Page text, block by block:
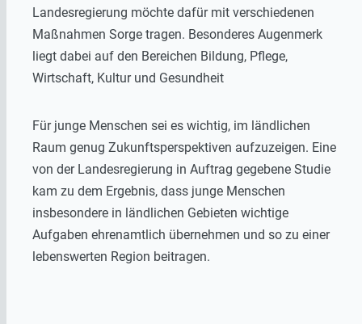
Landesregierung möchte dafür mit verschiedenen
Maßnahmen Sorge tragen. Besonderes Augenmerk
liegt dabei auf den Bereichen Bildung, Pflege,
Wirtschaft, Kultur und Gesundheit
Für junge Menschen sei es wichtig, im ländlichen
Raum genug Zukunftsperspektiven aufzuzeigen. Eine
von der Landesregierung in Auftrag gegebene Studie
kam zu dem Ergebnis, dass junge Menschen
insbesondere in ländlichen Gebieten wichtige
Aufgaben ehrenamtlich übernehmen und so zu einer
lebenswerten Region beitragen.